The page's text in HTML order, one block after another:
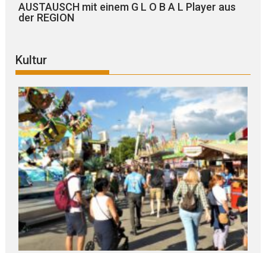
AUSTAUSCH mit einem G L O B A L Player aus
der REGION
Kultur